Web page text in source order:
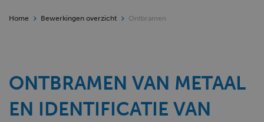
Home Bewerkingen overzicht Ontbramen
ONTBRAMEN VAN METAAL
EN IDENTIFICATIE VAN